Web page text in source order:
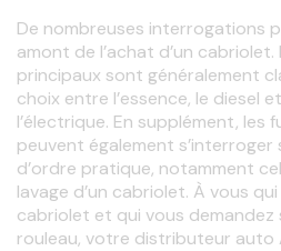
De nombreuses interrogations
amont de l’achat d’un
principaux sont généralement
choix entre l’essence, le diesel
l’électrique. En supplément, les
peuvent également
d’ordre pratique, notamment
lavage d’un cabriolet. À vous
cabriolet et qui vous demandez
rouleau, votre distributeur auto